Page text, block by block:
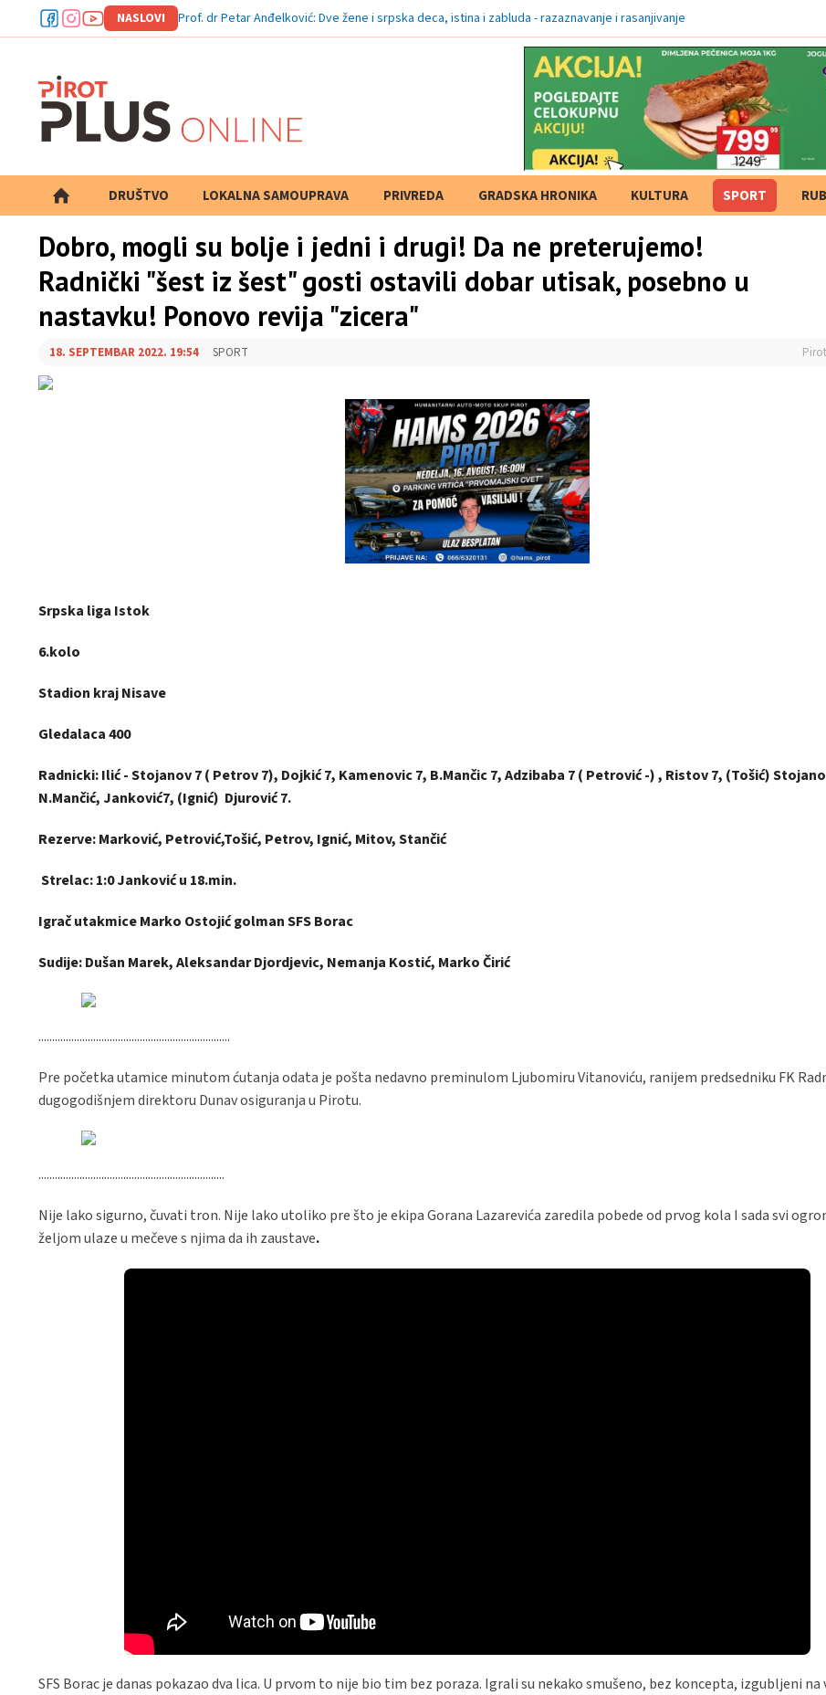
NASLOVI Prof. dr Petar Anđelković: Dve žene i srpska deca, istina i zabluda - razaznavanje i rasanjivanje
DRUŠTVO LOKALNA SAMOUPRAVA PRIVREDA GRADSKA HRONIKA KULTURA SPORT
PRETRAGA
Dobro, mogli su bolje i jedni i drugi! Da ne preterujemo!
Radnički "šest iz šest" gosti ostavili dobar utisak, posebno u
nastavku! Ponovo revija "zicera"
18. SEPTEMBAR 2022. 19:54 SPORT
Srpska liga Istok
6.kolo
Stadion kraj Nisave
Gledalaca 400
Radnicki: Ilić - Stojanov 7 ( Petrov 7), Dojkić 7, Kamenovic 7, B.Mančic 7, Adzibaba 7 ( Petrović -) , Ristov 7, (Tošić)
N.Mančić, Janković7, (Ignić) Djurović 7.
Rezerve: Marković, Petrović,Tošić, Petrov, Ignić, Mitov, Stančić
Strelac: 1:0 Janković u 18.min.
Igrač utakmice Marko Ostojić golman SFS Borac
Sudije: Dušan Marek, Aleksandar Djordjevic, Nemanja Kostić, Marko Čirić
......................................................................
Pre početka utamice minutom ćutanja odata je pošta nedavno preminulom Ljubomiru Vitanoviću, ranijem predsedniku FK
dugogodišnjem direktoru Dunav osiguranja u Pirotu.
....................................................................
Nije lako sigurno, čuvati tron. Nije lako utoliko pre što je ekipa Gorana Lazarevića zaredila pobede od prvog kola I sada svi
željom ulaze u mečeve s njima da ih zaustave.
SFS Borac je danas pokazao dva lica. U prvom to nije bio tim bez poraza. Igrali su nekako smušeno, bez koncepta, izgubljeni